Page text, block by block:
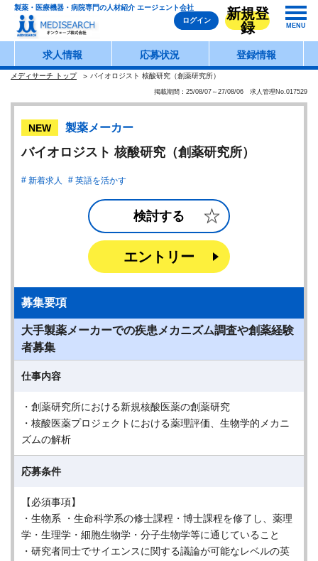
製薬・医療機器・病院専門の人材紹介 エージェント会社
ログイン
新規登
録
MENU
求人情報 応募状況 登録情報
メディサーチ トップ バイオロジスト 核酸研究（創薬研究所）
掲載期間：25/08/07～27/08/06 求人管理No.017529
NEW 製薬メーカー
バイオロジスト 核酸研究（創薬研究所）
新着求人 英語を活かす
検討する
エントリー
募集要項
大手製薬メーカーでの疾患メカニズム調査や創薬経験
者募集
仕事内容
・創薬研究所における新規核酸医薬の創薬研究
・核酸医薬プロジェクトにおける薬理評価、生物学的メカニ
ズムの解析
応募条件
【必須事項】
・生物系 ・生命科学系の修士課程・博士課程を修了し、薬理
学・生理学・細胞生物学・分子生物学等に通じていること
・研究者同士でサイエンスに関する議論が可能なレベルの英